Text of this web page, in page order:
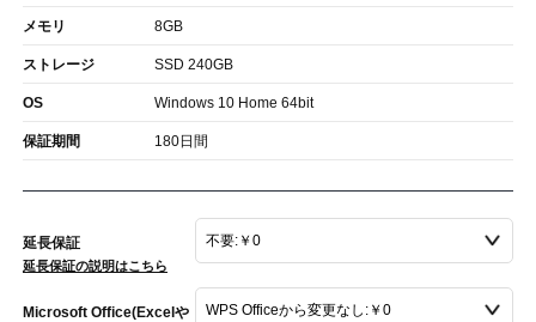
メモリ 8GB
ストレージ SSD 240GB
OS Windows 10 Home 64bit
保証期間 180日間
延長保証
延長保証の説明はこちら
Microsoft Office(Excelや